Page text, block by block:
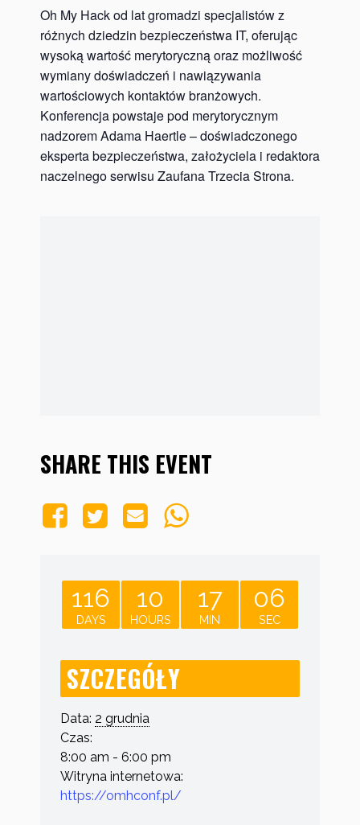
Oh My Hack od lat gromadzi specjalistów z
różnych dziedzin bezpieczeństwa IT, oferując
wysoką wartość merytoryczną oraz możliwość
wymiany doświadczeń i nawiązywania
wartościowych kontaktów branżowych.
Konferencja powstaje pod merytorycznym
nadzorem Adama Haertle – doświadczonego
eksperta bezpieczeństwa, założyciela i redaktora
naczelnego serwisu Zaufana Trzecia Strona.
SHARE THIS EVENT
116
DAYS
10
HOURS
17
MIN
05
SEC
SZCZEGÓŁY
Data: 2 grudnia
Czas:
8:00 am - 6:00 pm
Witryna internetowa:
https://omhconf.pl/